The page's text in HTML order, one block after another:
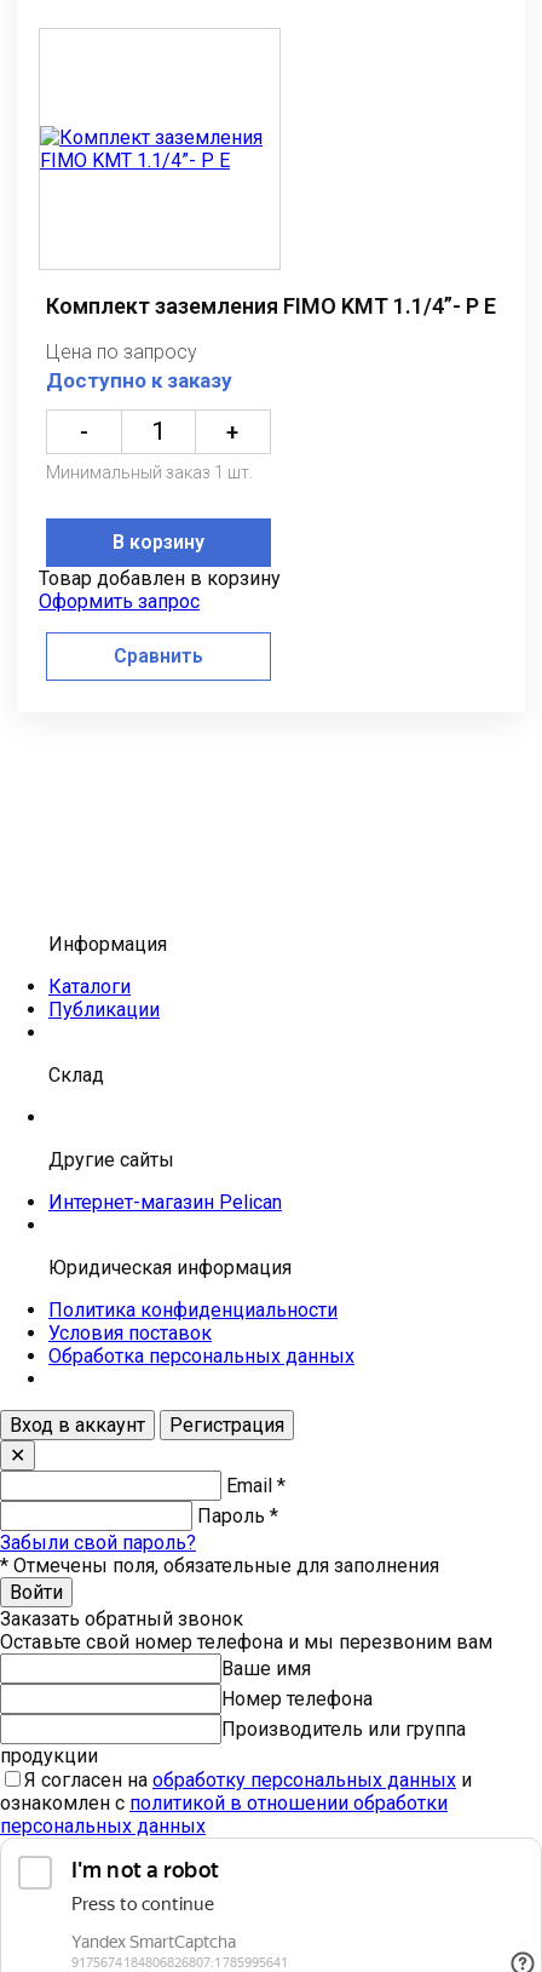
Комплект заземления FIMO KMT 1.1/4”- P E
Цена по запросу
Доступно к заказу
- +
Минимальный заказ 1 шт.
В корзину
Товар добавлен в корзину
Оформить запрос
Сравнить
Информация
Каталоги
Публикации
Склад
Другие сайты
Интернет-магазин Pelican
Юридическая информация
Политика конфиденциальности
Условия поставок
Обработка персональных данных
Вход в аккаунт
Регистрация
✕
Email *
Пароль *
Забыли свой пароль?
* Отмечены поля, обязательные для заполнения
Войти
Заказать обратный звонок
Оставьте свой номер телефона и мы перезвоним вам
Ваше имя
Номер телефона
Производитель или группа
продукции
Я согласен на обработку персональных данных и
ознакомлен с политикой в отношении обработки
персональных данных